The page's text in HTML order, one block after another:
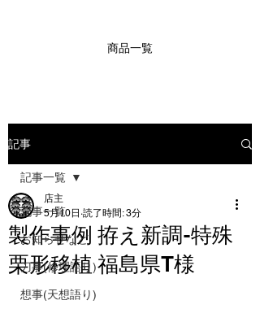
商品一覧
記事
記事一覧
お知らせなど
刀事(修理語り)
想事(天想語り)
記事一覧
製作事例 拵え新調-特殊
栗形移植 福島県T様
店主
5月10日 読了時間: 3分